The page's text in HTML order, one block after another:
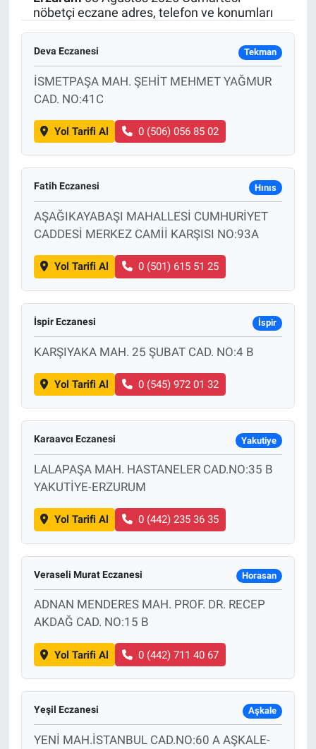
nöbetçi eczane adres, telefon ve konumları
Deva Eczanesi Tekman
İSMETPAŞA MAH. ŞEHİT MEHMET YAĞMUR
CAD. NO:41C
Yol Tarifi Al 0 (506) 056 85 02
Fatih Eczanesi Hınıs
AŞAĞIKAYABAŞI MAHALLESİ CUMHURİYET
CADDESİ MERKEZ CAMİİ KARŞISI NO:93A
Yol Tarifi Al 0 (501) 615 51 25
İspir Eczanesi İspir
KARŞIYAKA MAH. 25 ŞUBAT CAD. NO:4 B
Yol Tarifi Al 0 (545) 972 01 32
Karaavcı Eczanesi Yakutiye
LALAPAŞA MAH. HASTANELER CAD.NO:35 B
YAKUTİYE-ERZURUM
Yol Tarifi Al 0 (442) 235 36 35
Veraseli Murat Eczanesi Horasan
ADNAN MENDERES MAH. PROF. DR. RECEP
AKDAĞ CAD. NO:15 B
Yol Tarifi Al 0 (442) 711 40 67
Yeşil Eczanesi Aşkale
YENİ MAH.İSTANBUL CAD.NO:60 A AŞKALE-
EĞİTİM
ÖZEL HABER
Keşfet
ASTROLOJİ
MANŞET
RESMİ İLANLAR
İLAN
Bize ulaşın
İletişim/Künye
Yaşam
Gözden Kaçmasın
İletişim (Künye)